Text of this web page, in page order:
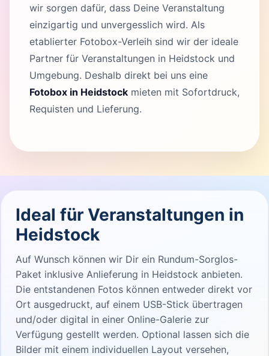
wir sorgen dafür, dass Deine Veranstaltung
einzigartig und unvergesslich wird. Als
etablierter Fotobox-Verleih sind wir der ideale
Partner für Veranstaltungen in Heidstock und
Umgebung. Deshalb direkt bei uns eine
Fotobox in Heidstock mieten mit Sofortdruck,
Requisten und Lieferung.
Ideal für Veranstaltungen in
Heidstock
Auf Wunsch können wir Dir ein Rundum-Sorglos-
Paket inklusive Anlieferung in Heidstock anbieten.
Die entstandenen Fotos können entweder direkt vor
Ort ausgedruckt, auf einem USB-Stick übertragen
und/oder digital in einer Online-Galerie zur
Verfügung gestellt werden. Optional lassen sich die
Bilder mit einem individuellen Layout versehen,